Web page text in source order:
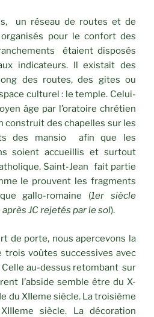
un réseau de routes et de
pour le confort des
étaient disposés
indicateurs. Il existait des
des routes, des gites ou
culturel : le temple. Celui-
âge par l’oratoire chrétien
construit des chapelles sur les
des mansio afin que les
soient accueillis et surtout
Saint-Jean fait partie
le prouvent les fragments
gallo-romaine (1er siècle
JC rejetés par le sol).
de porte, nous apercevons la
trois voûtes successives avec
au-dessus retombant sur
l’abside semble être du X-
du XIIeme siècle. La troisième
siècle. La décoration